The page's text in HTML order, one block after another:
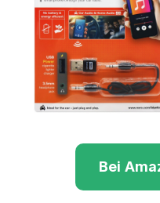
Bei